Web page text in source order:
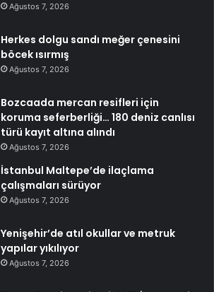
Ağustos 7, 2026
Herkes dolgu sandı meğer çenesini
böcek ısırmış
Ağustos 7, 2026
Bozcaada mercan resifleri için
koruma seferberliği… 180 deniz canlısı
türü kayıt altına alındı
Ağustos 7, 2026
İstanbul Maltepe’de ilaçlama
çalışmaları sürüyor
Ağustos 7, 2026
Yenişehir’de atıl okullar ve metruk
yapılar yıkılıyor
Ağustos 7, 2026